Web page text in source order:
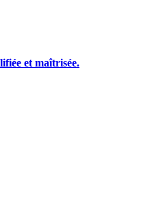
et maîtrisée.